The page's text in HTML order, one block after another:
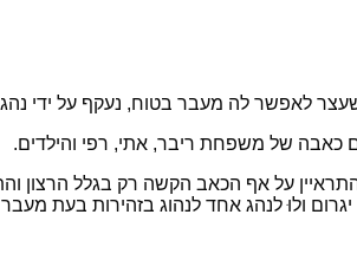
לאפשר לה מעבר בטוח, נעקף על ידי
כאבה של משפחת ריבר, אתי, רפי והילדים.
על אף הכאב הקשה רק בגלל הרצון
ולוּ לנהג אחד לנהוג בזהירות בעת מעבר